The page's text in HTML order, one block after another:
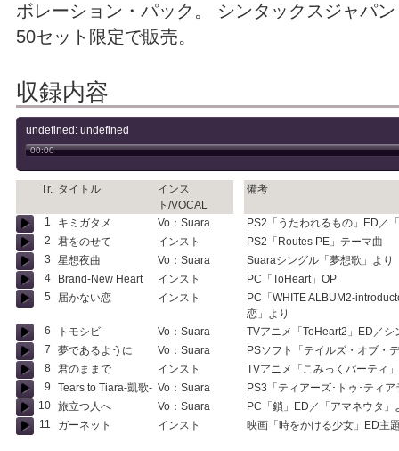
ボレーション・パック。 シンタックスジャパ
50セット限定で販売。
収録内容
00:00
undefined: undefined
Tr. タイトル
インス
ト/VOCAL
備考
1 キミガタメ Vo：Suara
PS2「うたわれるもの」ED／
2
君をのせて インスト
PS2「Routes PE」テーマ曲
3
星想夜曲 Vo：Suara
Suaraシングル「夢想歌」より
4
Brand-New Heart インスト
PC「ToHeart」OP
5
届かない恋 インスト
PC「WHITE ALBUM2-
恋」より
6
トモシビ Vo：Suara
TVアニメ「ToHeart2」ED／
7
夢であるように Vo：Suara
PSソフト「テイルズ・オブ・
8 君のままで インスト
TVアニメ「こみっくパーティ
9
Tears to Tiara-凱歌- Vo：Suara
PS3「ティアーズ･トゥ･ティ
10 旅立つ人へ Vo：Suara
PC「鎖」ED／「アマネウタ」
11
ガーネット インスト 映画「時をかける少女」ED主